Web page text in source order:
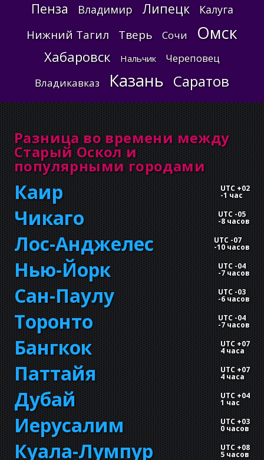
Пенза
Владимир Липецк Калуга
Нижний Тагил Тверь Сочи Омск
Хабаровск Нальчик
Череповец
Владикавказ
Казань Саратов
Разница во времени между
Старый Оскол и
популярными городами
Каир UTC +02
-1 час
Чикаго UTC -05
-8 часов
Лос-Анджелес UTC -07
-10 часов
Нью-Йорк UTC -04
-7 часов
Сан-Паулу UTC -03
-6 часов
Торонто UTC -04
-7 часов
Бангкок UTC +07
4 часа
Паттайя UTC +07
4 часа
Дубай UTC +04
1 час
Иерусалим UTC +03
0 часов
Куала-Лумпур UTC +08
5 часов